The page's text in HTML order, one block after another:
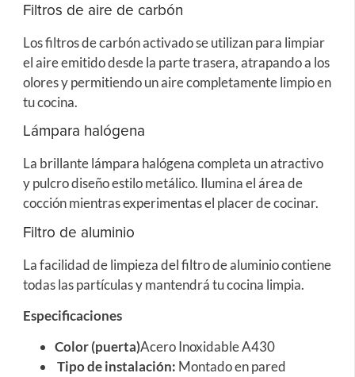
Filtros de aire de carbón
Los filtros de carbón activado se utilizan para limpiar
el aire emitido desde la parte trasera, atrapando a los
olores y permitiendo un aire completamente limpio en
tu cocina.
Lámpara halógena
La brillante lámpara halógena completa un atractivo
y pulcro diseño estilo metálico. Ilumina el área de
cocción mientras experimentas el placer de cocinar.
Filtro de aluminio
La facilidad de limpieza del filtro de aluminio contiene
todas las partículas y mantendrá tu cocina limpia.
Especificaciones
Color (puerta)Acero Inoxidable A430
Tipo de instalación: Montado en pared